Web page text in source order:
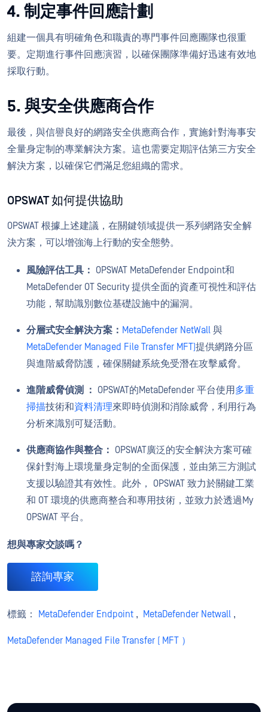
4. 制定事件回應計劃
組建一個具有明確角色和職責的專門事件回應團隊也很重
要。定期進行事件回應演習，以確保團隊準備好迅速有效地
採取行動。
5. 與安全供應商合作
最後，與信譽良好的網路安全供應商合作，實施針對海事安
全量身定制的專業解決方案。這也需要定期評估第三方安全
解決方案，以確保它們滿足您組織的需求。
OPSWAT 如何提供協助
OPSWAT 根據上述建議，在關鍵領域提供一系列網路安全解
決方案，可以增強海上行動的安全態勢。
風險評估工具：
OPSWAT MetaDefender Endpoint和
MetaDefender OT Security 提供全面的資產可視性和評估
功能，幫助識別數位基礎設施中的漏洞。
分層式安全解決方案： MetaDefender NetWall 與
MetaDefender Managed File Transfer MFT)提供網路分區
與進階威脅防護，確保關鍵系統免受潛在攻擊威脅。
進階威脅偵測 ： OPSWAT的MetaDefender 平台使用 多重
掃描技術和資料清理來即時偵測和消除威脅，利用行為
分析來識別可疑活動。
供應商協作與整合：
OPSWAT廣泛的安全解決方案可確
保針對海上環境量身定制的全面保護，並由第三方測試
支援以驗證其有效性。此外， OPSWAT 致力於關鍵工業
和 OT 環境的供應商整合和專用技術，並致力於透過My
OPSWAT 平台。
想與專家交談嗎？
諮詢專家
標籤： MetaDefender Endpoint , MetaDefender Netwall ,
MetaDefender Managed File Transfer ( MFT ）